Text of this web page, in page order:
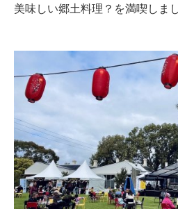
美味しい郷土料理？を満喫しまし